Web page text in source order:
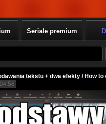
Seriale premium
tekstu + dwa efekty / How to